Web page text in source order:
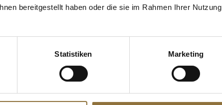
bereitgestellt haben oder die sie im Rahmen Ihrer Nutzung
Statistiken Marketing
Teigmischungen & Teigwaren